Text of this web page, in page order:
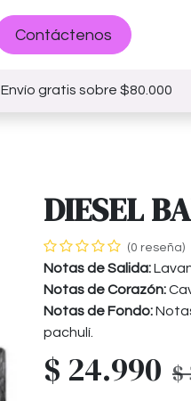
Contáctenos
Envío gratis sobre $80.000
DIESEL
(0 reseña)
Notas de Salida:
Notas de Corazón:
Notas de Fondo:
pachulí.
$ 24.990 $